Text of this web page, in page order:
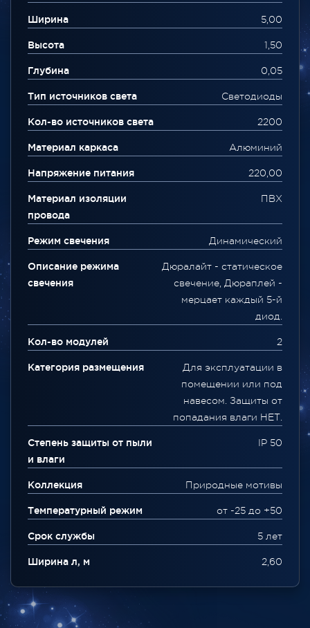
Ширина 5,00
Высота 1,50
Глубина 0,05
Тип источников света Светодиоды
Кол-во источников света 2200
Материал каркаса Алюминий
Напряжение питания 220,00
Материал изоляции
провода
ПВХ
Режим свечения Динамический
Описание режима
свечения
Дюралайт - статическое
свечение, Дюраплей -
мерцает каждый 5-й
диод.
Кол-во модулей 2
Категория размещения
Для эксплуатации в
помещении или под
навесом. Защиты от
попадания влаги НЕТ.
Степень защиты от пыли
и влаги
IP 50
Коллекция Природные мотивы
Температурный режим от -25 до +50
Срок службы 5 лет
Ширина л, м 2,60